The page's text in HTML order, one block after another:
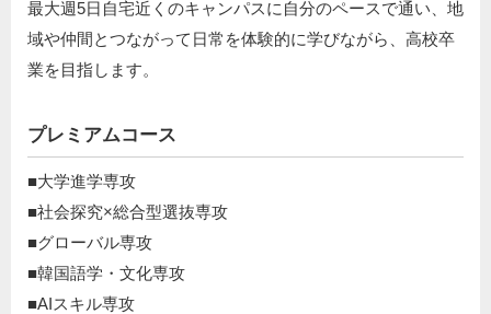
最大週5日自宅近くのキャンパスに自分のペースで通い、地
域や仲間とつながって日常を体験的に学びながら、高校卒
業を目指します。
プレミアムコース
■大学進学専攻
■社会探究×総合型選抜専攻
■グローバル専攻
■韓国語学・文化専攻
■AIスキル専攻